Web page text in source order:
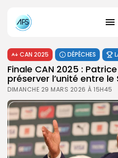
CAN 2025 DÉPÊCHES
Finale CAN 2025 :
préserver l’unité entre
DIMANCHE 29 MARS 2026 À 15H45